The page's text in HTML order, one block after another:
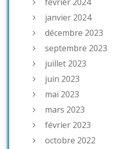
janvier 2024
décembre 2023
septembre 2023
juillet 2023
juin 2023
mai 2023
mars 2023
février 2023
octobre 2022